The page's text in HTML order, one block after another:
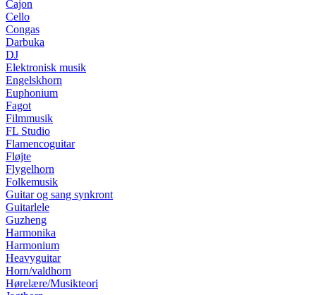
Cajon
Cello
Congas
Darbuka
DJ
Elektronisk musik
Engelskhorn
Euphonium
Fagot
Filmmusik
FL Studio
Flamencoguitar
Fløjte
Flygelhorn
Folkemusik
Guitar og sang synkront
Guitarlele
Guzheng
Harmonika
Harmonium
Heavyguitar
Horn/valdhorn
Hørelære/Musikteori